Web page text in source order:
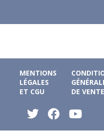
MENTIONS
LÉGALES
ET CGU
DE VENTE